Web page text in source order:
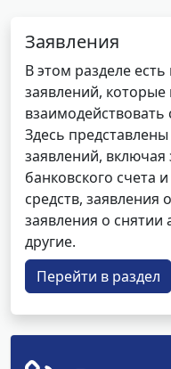
Заявления
В этом разделе
заявлений,
Здесь
заявлений, включая
банковского счета
средств, заявления
заявления о снятии
другие.
Перейти в раздел